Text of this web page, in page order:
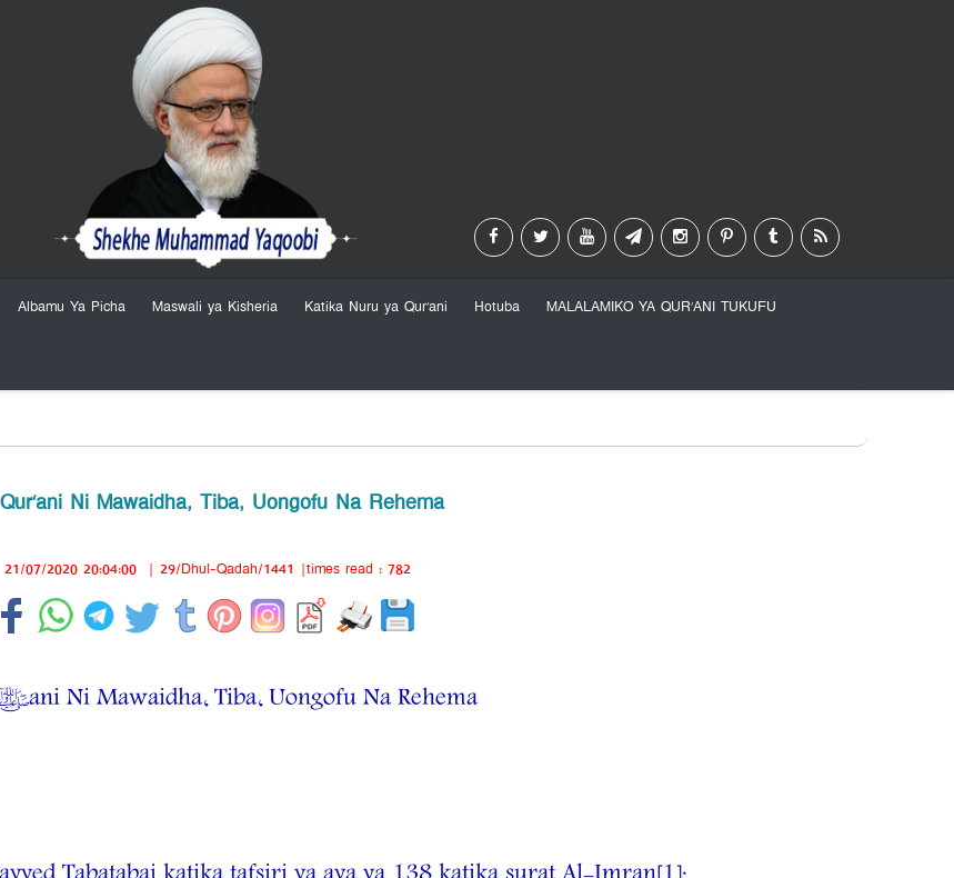
Albamu Ya Picha Maswali ya Kisheria Katika Nuru ya Qur’ani Hotuba MALALAMIKO YA QUR’ANI TUKUFU
Qur’ani Ni Mawaidha, Tiba, Uongofu Na Rehema
21/07/2020 20:04:00 | 29/Dhul-Qadah/1441 |times read : 782
Ni Mawaidha, Tiba, Uongofu Na Rehema